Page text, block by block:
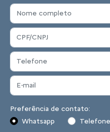
Preferência de contato:
Whatsapp
Telefone